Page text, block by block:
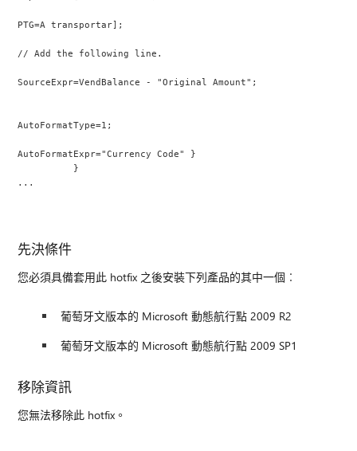
PTG=A transportar];
// Add the following line.
SourceExpr=VendBalance - "Original Amount";
AutoFormatType=1;
AutoFormatExpr="Currency Code" }
          }
...
先決條件
您必須具備套用此 hotfix 之後安裝下列產品的其中一個︰
葡萄牙文版本的 Microsoft 動態航行點 2009 R2
葡萄牙文版本的 Microsoft 動態航行點 2009 SP1
移除資訊
您無法移除此 hotfix。